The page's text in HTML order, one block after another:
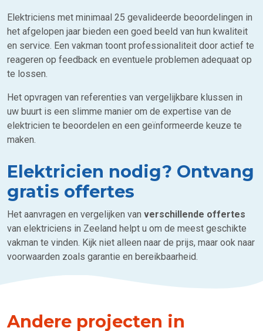
Elektriciens met minimaal 25 gevalideerde beoordelingen in
het afgelopen jaar bieden een goed beeld van hun kwaliteit
en service. Een vakman toont professionaliteit door actief te
reageren op feedback en eventuele problemen adequaat op
te lossen.
Het opvragen van referenties van vergelijkbare klussen in
uw buurt is een slimme manier om de expertise van de
elektricien te beoordelen en een geïnformeerde keuze te
maken.
Elektricien nodig? Ontvang
gratis offertes
Het aanvragen en vergelijken van verschillende offertes
van elektriciens in Zeeland helpt u om de meest geschikte
vakman te vinden. Kijk niet alleen naar de prijs, maar ook naar
voorwaarden zoals garantie en bereikbaarheid.
Andere projecten in